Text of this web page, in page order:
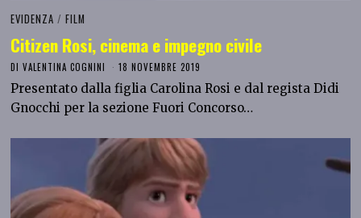
EVIDENZA / FILM
Citizen Rosi, cinema e impegno civile
DIVALENTINA COGNINI 18 NOVEMBRE 2019
Presentato dalla figlia Carolina Rosi e dal regista Didi
Gnocchi per la sezione Fuori Concorso…